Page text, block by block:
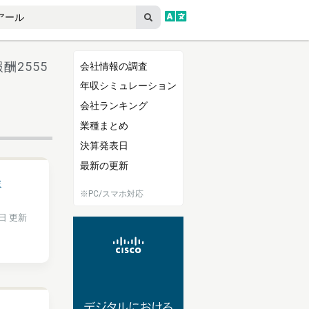
酬2555
更新
会社情報の調査
年収シミュレーション
会社ランキング
業種まとめ
決算発表日
最新の更新
※PC/スマホ対応